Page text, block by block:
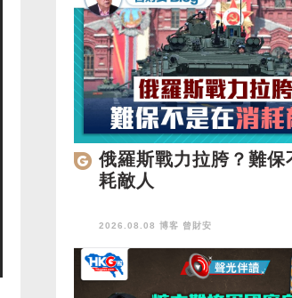
俄羅斯戰力拉胯？難保
耗敵人
2026.08.08 博客 曾財安